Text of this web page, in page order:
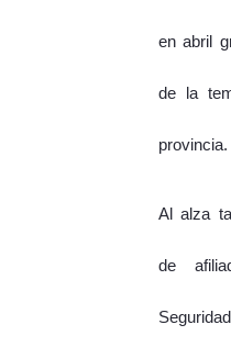
en abril
de la
provincia.
Al alza
de